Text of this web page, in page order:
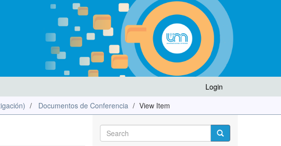
Login
Documentos de Conferencia View Item